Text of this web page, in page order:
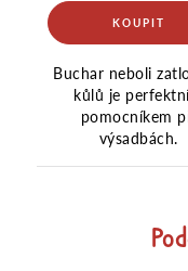
Buchar neboli
kůlů je
pomocníkem
výsadbách.